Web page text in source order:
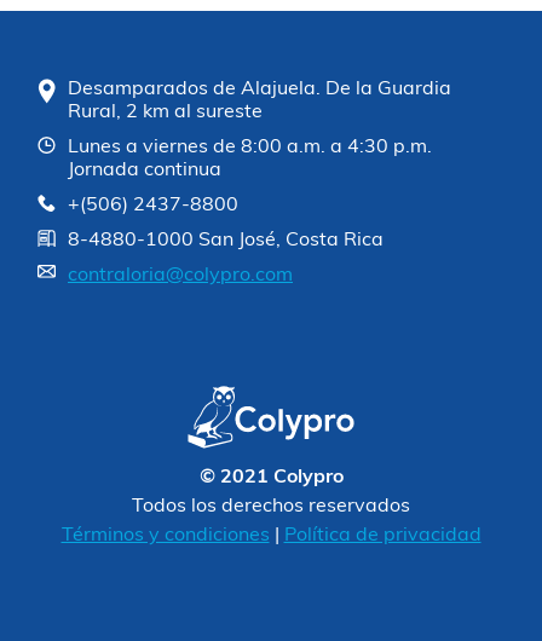
Desamparados de Alajuela. De la Guardia
Rural, 2 km al sureste
Lunes a viernes de 8:00 a.m. a 4:30 p.m.
Jornada continua
+(506) 2437-8800
8-4880-1000 San José, Costa Rica
contraloria@colypro.com
© 2021 Colypro
Todos los derechos reservados
Términos y condiciones
Política de privacidad